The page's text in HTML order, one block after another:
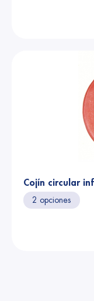
Cojín circular
2 opciones